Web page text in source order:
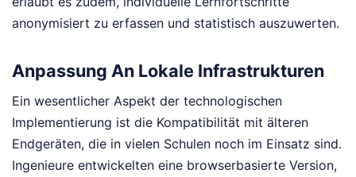
anonymisiert zu erfassen und statistisch auszuwerten.
Anpassung An Lokale Infrastrukturen
Ein wesentlicher Aspekt der technologischen
Implementierung ist die Kompatibilität mit älteren
Endgeräten, die in vielen Schulen noch im Einsatz sind.
Ingenieure entwickelten eine browserbasierte Version,